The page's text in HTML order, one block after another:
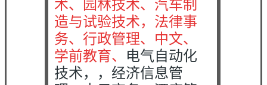
术、园林技术、 汽车制
造与试验技术，法律事
务、行政管理、中文、
学前教育、
电气自动化
技术，， 经济信息管